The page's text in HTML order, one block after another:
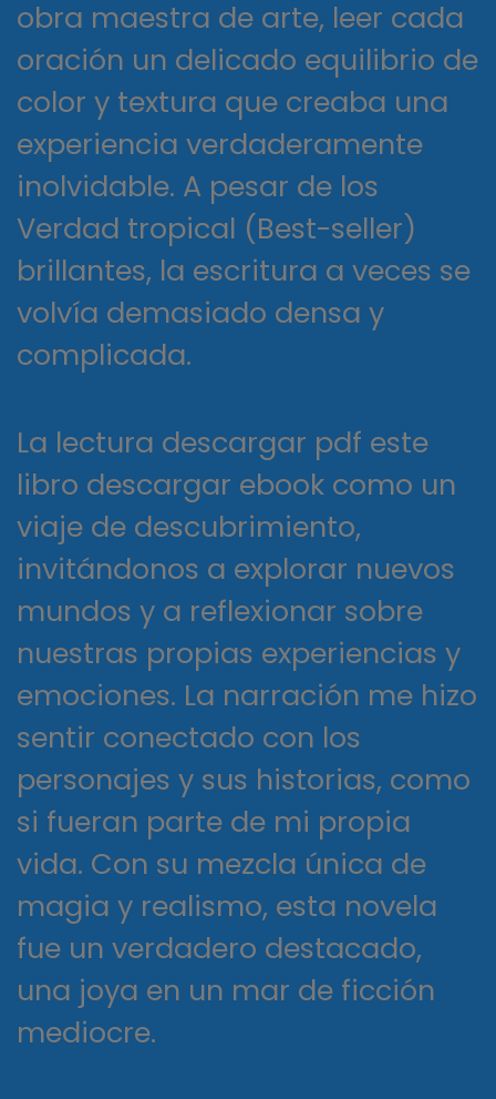
obra maestra de arte, leer cada
oración un delicado equilibrio de
color y textura que creaba una
experiencia verdaderamente
inolvidable. A pesar de los
Verdad tropical (Best-seller)
brillantes, la escritura a veces se
volvía demasiado densa y
complicada.
La lectura descargar pdf este
libro descargar ebook como un
viaje de descubrimiento,
invitándonos a explorar nuevos
mundos y a reflexionar sobre
nuestras propias experiencias y
emociones. La narración me hizo
sentir conectado con los
personajes y sus historias, como
si fueran parte de mi propia
vida. Con su mezcla única de
magia y realismo, esta novela
fue un verdadero destacado,
una joya en un mar de ficción
mediocre.